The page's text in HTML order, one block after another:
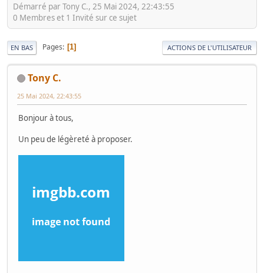
Démarré par Tony C., 25 Mai 2024, 22:43:55
0 Membres et 1 Invité sur ce sujet
EN BAS Pages 1 ACTIONS DE L'UTILISATEUR
Tony C.
25 Mai 2024, 22:43:55
Bonjour à tous,
Un peu de légèreté à proposer.